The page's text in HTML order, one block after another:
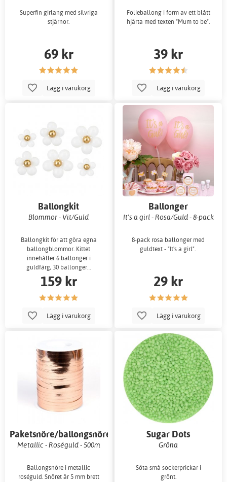
Superfin girlang med silvriga
stjärnor.
69 kr
Lägg i varukorg
Folieballong i form av ett blått
hjärta med texten "Mum to be".
39 kr
Lägg i varukorg
Ballongkit
Blommor - Vit/Guld
Ballongkit för att göra egna
ballongblommor. Kittet
innehåller 6 ballonger i
guldfärg, 30 ballonger…
159 kr
Lägg i varukorg
Ballonger
It's a girl - Rosa/Guld - 8-pack
8-pack rosa ballonger med
guldtext - "It's a girl".
29 kr
Lägg i varukorg
Paketsnöre/ballongsnöre
Metallic - Roséguld - 500m
Ballongsnöre i metallic
roséguld. Snöret är 5 mm brett
Sugar Dots
Gröna
Söta små sockerprickar i
grönt.